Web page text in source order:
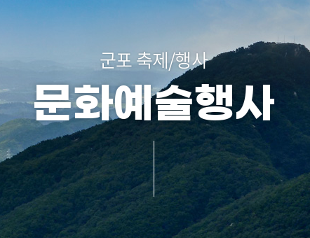
군포 축제/행사
문화예술행사